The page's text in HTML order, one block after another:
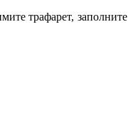
трафарет, заполните